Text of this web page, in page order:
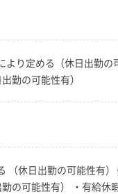
り定める（休日出勤
勤の可能性有）
休日出勤の可能性有
可能性有） ・有給